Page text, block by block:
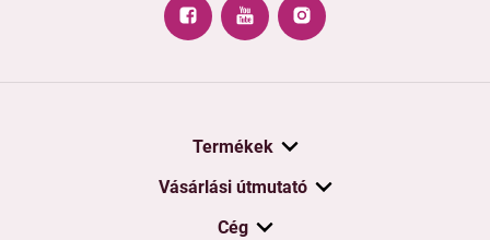
Termékek
Vásárlási útmutató
Cég